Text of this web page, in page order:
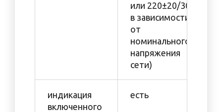
или 220±20/30
в зависимости
от
номинального
напряжения
сети)
индикация
включенного
есть